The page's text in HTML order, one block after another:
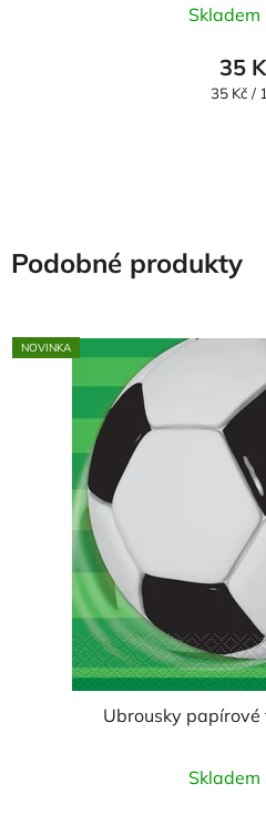
Skladem
35
Měrná
35 Kč /
Podobné produkty
NOVINKA
Ubrousky
Skladem